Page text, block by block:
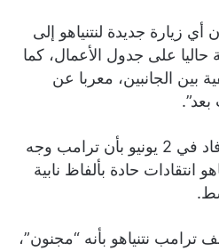
زيارة جديدة لنتنياهو إلى
على جدول الأعمال، كما
بين الجانبين، معربا عن
بعد”.
وكان موقع أكسيوس قد أفاد في 2 يونيو بأن ترامب وجه
انتقادات حادة بألفاظ نابية
ترامب نتنياهو بأنه “مجنون”،